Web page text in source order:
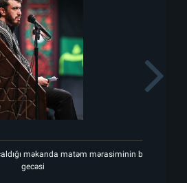
məkanda matəm mərasiminin birinci
gecəsi